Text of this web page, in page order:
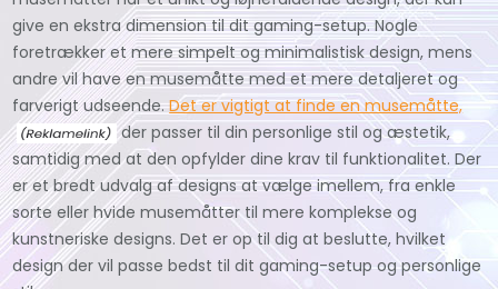
give en ekstra dimension til dit gaming-setup. Nogle
foretrækker et mere simpelt og minimalistisk design, mens
andre vil have en musemåtte med et mere detaljeret og
farverigt udseende.Det er vigtigt at finde en musemåtte,
der passer til din personlige stil og æstetik,
samtidig med at den opfylder dine krav til funktionalitet. Der
er et bredt udvalg af designs at vælge imellem, fra enkle
sorte eller hvide musemåtter til mere komplekse og
kunstneriske designs. Det er op til dig at beslutte, hvilket
design der vil passe bedst til dit gaming-setup og personlige